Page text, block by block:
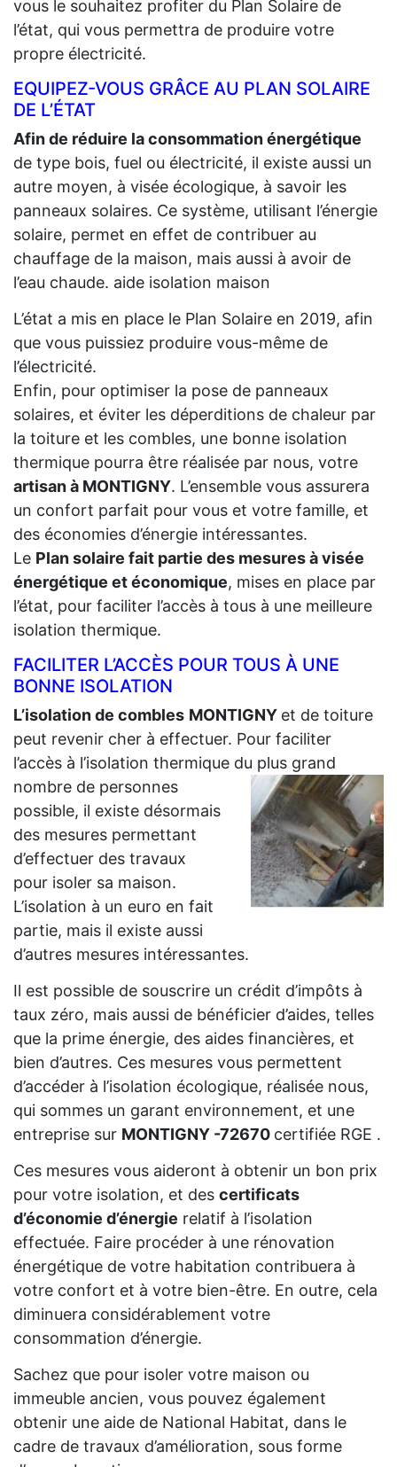
vous le souhaitez profiter du Plan Solaire de
l’état, qui vous permettra de produire votre
propre électricité.
EQUIPEZ-VOUS GRÂCE AU PLAN SOLAIRE
DE L’ÉTAT
Afin de réduire la consommation énergétique
de type bois, fuel ou électricité, il existe aussi un
autre moyen, à visée écologique, à savoir les
panneaux solaires. Ce système, utilisant l’énergie
solaire, permet en effet de contribuer au
chauffage de la maison, mais aussi à avoir de
l’eau chaude. aide isolation maison
L’état a mis en place le Plan Solaire en 2019, afin
que vous puissiez produire vous-même de
l’électricité.
Enfin, pour optimiser la pose de panneaux
solaires, et éviter les déperditions de chaleur par
la toiture et les combles, une bonne isolation
thermique pourra être réalisée par nous, votre
artisan à MONTIGNY. L’ensemble vous assurera
un confort parfait pour vous et votre famille, et
des économies d’énergie intéressantes.
Le Plan solaire fait partie des mesures à visée
énergétique et économique, mises en place par
l’état, pour faciliter l’accès à tous à une meilleure
isolation thermique.
FACILITER L’ACCÈS POUR TOUS À UNE
BONNE ISOLATION
L’isolation de combles MONTIGNY et de toiture
peut revenir cher à effectuer. Pour faciliter
l’accès à l’isolation thermique du plus grand
nombre de personnes
possible, il existe désormais
des mesures permettant
d’effectuer des travaux
pour isoler sa maison.
L’isolation à un euro en fait
partie, mais il existe aussi
d’autres mesures intéressantes.
Il est possible de souscrire un crédit d’impôts à
taux zéro, mais aussi de bénéficier d’aides, telles
que la prime énergie, des aides financières, et
bien d’autres. Ces mesures vous permettent
d’accéder à l’isolation écologique, réalisée nous,
qui sommes un garant environnement, et une
entreprise sur MONTIGNY -72670 certifiée RGE .
Ces mesures vous aideront à obtenir un bon prix
pour votre isolation, et des certificats
d’économie d’énergie relatif à l’isolation
effectuée. Faire procéder à une rénovation
énergétique de votre habitation contribuera à
votre confort et à votre bien-être. En outre, cela
diminuera considérablement votre
consommation d’énergie.
Sachez que pour isoler votre maison ou
immeuble ancien, vous pouvez également
obtenir une aide de National Habitat, dans le
cadre de travaux d’amélioration, sous forme